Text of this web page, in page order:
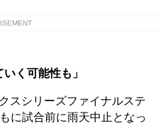
く可能性も」
スシリーズファイナルステ
に試合前に雨天中止となっ